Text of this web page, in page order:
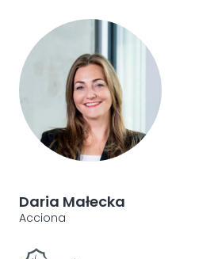
Daria Małecka
Acciona